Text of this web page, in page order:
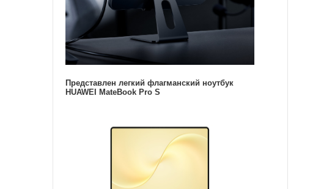
Представлен легкий флагманский ноутбук
HUAWEI MateBook Pro S